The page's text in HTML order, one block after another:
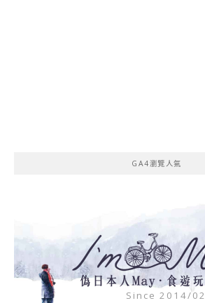
GA4瀏覽人氣
Since 2014/02